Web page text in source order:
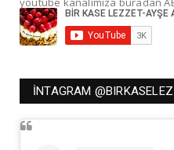
İNTAGRAM